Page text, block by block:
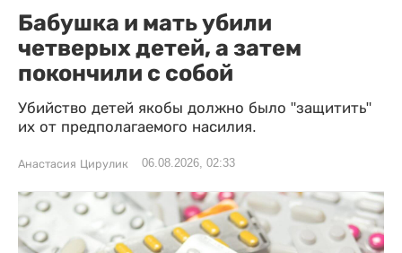
Бабушка и мать убили
четверых детей, а затем
покончили с собой
Убийство детей якобы должно было "защитить"
их от предполагаемого насилия.
Анастасия Цирулик 06.08.2026, 02:33